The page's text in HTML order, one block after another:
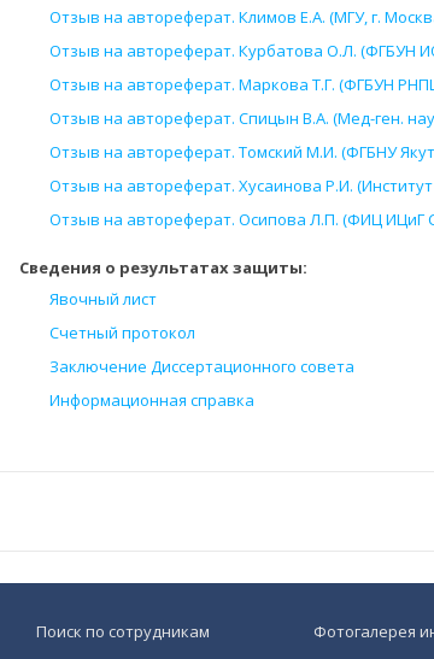
Отзыв на автореферат. Климов Е.А. (МГУ, г.
Отзыв на автореферат. Курбатова О.Л. (ФГБУН
Отзыв на автореферат. Маркова Т.Г. (ФГБУН
Отзыв на автореферат. Спицын В.А. (Мед-ген.
Отзыв на автореферат. Томский М.И. (ФГБНУ
Отзыв на автореферат. Хусаинова Р.И.
Отзыв на автореферат. Осипова Л.П. (ФИЦ ИЦиГ
Сведения о результатах защиты:
Явочный лист
Счетный протокол
Заключение Диссертационного совета
Информационная справка
Поиск по сотрудникам
Фотогалерея